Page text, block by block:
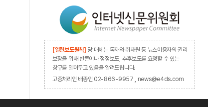
[열린보도원칙] 당 매체는 독자와 취재원 등 뉴스이용자의 권리
보장을 위해 반론이나 정정보도, 추후보도를 요청할 수 있는
창구를 열어두고 있음을 알려드립니다.
고충처리인 배종인 02-866-9957 , news@e4ds.com